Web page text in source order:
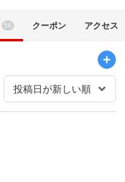
56 クーポン アクセス